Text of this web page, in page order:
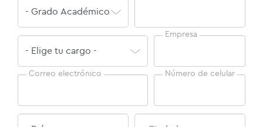
Empresa
Correo electrónico Número de celular